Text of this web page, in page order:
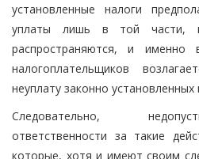
установленные налоги
уплаты лишь в той части,
распространяются, и
налогоплательщиков
неуплату законно установленных
Следовательно,
ответственности за такие
которые, хотя и имеют своим